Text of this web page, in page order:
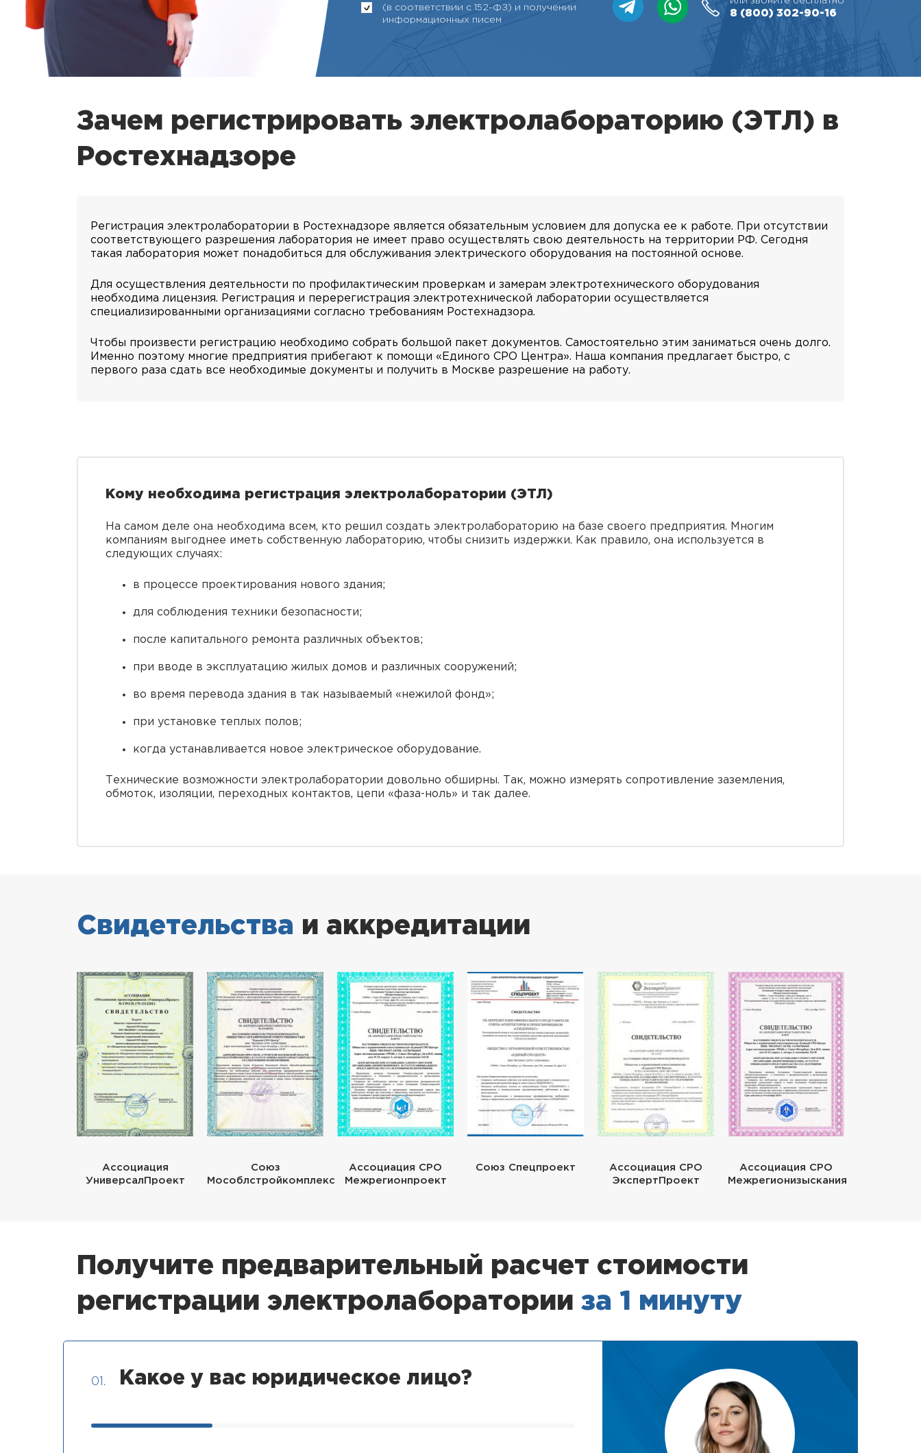
(в соответствии с 152-ФЗ) и получении
информационных писем
8 (800) 302-90-16
Зачем регистрировать электролабораторию (ЭТЛ) в
Ростехнадзоре
Регистрация электролаборатории в Ростехнадзоре является обязательным условием для допуска ее к работе. При отсутствии
соответствующего разрешения лаборатория не имеет право осуществлять свою деятельность на территории РФ. Сегодня
такая лаборатория может понадобиться для обслуживания электрического оборудования на постоянной основе.
Для осуществления деятельности по профилактическим проверкам и замерам электротехнического оборудования
необходима лицензия. Регистрация и перерегистрация электротехнической лаборатории осуществляется
специализированными организациями согласно требованиям Ростехнадзора.
Чтобы произвести регистрацию необходимо собрать большой пакет документов. Самостоятельно этим заниматься очень долго.
Именно поэтому многие предприятия прибегают к помощи «Единого СРО Центра». Наша компания предлагает быстро, с
первого раза сдать все необходимые документы и получить в Москве разрешение на работу.
Кому необходима регистрация электролаборатории (ЭТЛ)
На самом деле она необходима всем, кто решил создать электролабораторию на базе своего предприятия. Многим
компаниям выгоднее иметь собственную лабораторию, чтобы снизить издержки. Как правило, она используется в
следующих случаях:
в процессе проектирования нового здания;
для соблюдения техники безопасности;
после капитального ремонта различных объектов;
при вводе в эксплуатацию жилых домов и различных сооружений;
во время перевода здания в так называемый «нежилой фонд»;
при установке теплых полов;
когда устанавливается новое электрическое оборудование.
Технические возможности электролаборатории довольно обширны. Так, можно измерять сопротивление заземления,
обмоток, изоляции, переходных контактов, цепи «фаза-ноль» и так далее.
Свидетельства и аккредитации
Ассоциация
УниверсалПроект
Союз
Мособлстройкомплекс
Ассоциация СРО
Межрегионпроект
Союз Спецпроект
Ассоциация СРО
ЭкспертПроект
Ассоциация СРО
Межрегионизыскания
Получите предварительный расчет стоимости
регистрации электролаборатории за 1 минуту
01. Какое у вас юридическое лицо?